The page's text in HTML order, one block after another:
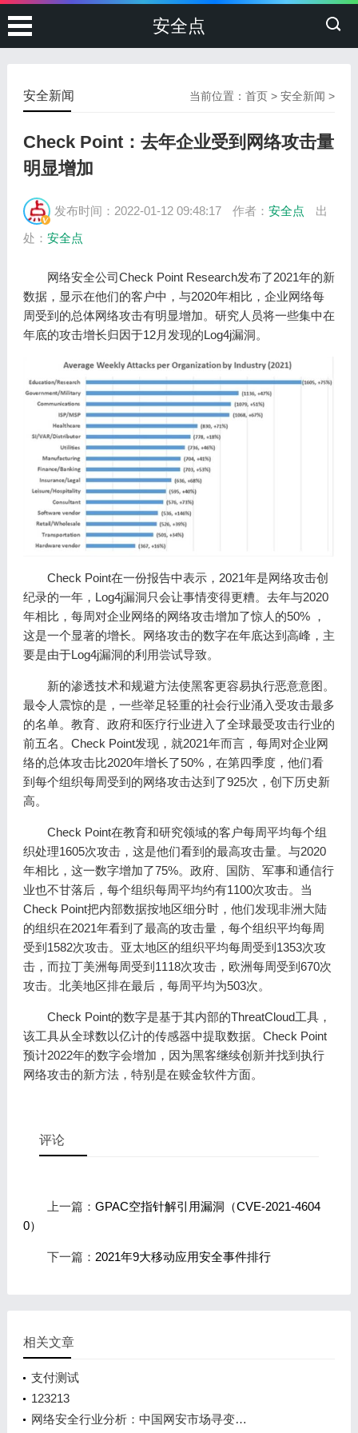
安全点
当前位置：首页 >安全新闻 >
安全新闻
Check Point：去年企业受到网络攻击量
明显增加
发布时间：2022-01-12 09:48:17 作者： 安全点
出
处： 安全点
网络安全公司Check Point Research发布了2021年的新
数据，显示在他们的客户中，与2020年相比，企业网络每
周受到的总体网络攻击有明显增加。研究人员将一些集中在
年底的攻击增长归因于12月发现的Log4j漏洞。
Check Point在一份报告中表示，2021年是网络攻击创
纪录的一年，Log4j漏洞只会让事情变得更糟。去年与2020
年相比，每周对企业网络的网络攻击增加了惊人的50% ，
这是一个显著的增长。网络攻击的数字在年底达到高峰，主
要是由于Log4j漏洞的利用尝试导致。
新的渗透技术和规避方法使黑客更容易执行恶意意图。
最令人震惊的是，一些举足轻重的社会行业涌入受攻击最多
的名单。教育、政府和医疗行业进入了全球最受攻击行业的
前五名。Check Point发现，就2021年而言，每周对企业网
络的总体攻击比2020年增长了50%，在第四季度，他们看
到每个组织每周受到的网络攻击达到了925次，创下历史新
高。
Check Point在教育和研究领域的客户每周平均每个组
织处理1605次攻击，这是他们看到的最高攻击量。与2020
年相比，这一数字增加了75%。政府、国防、军事和通信行
业也不甘落后，每个组织每周平均约有1100次攻击。当
Check Point把内部数据按地区细分时，他们发现非洲大陆
的组织在2021年看到了最高的攻击量，每个组织平均每周
受到1582次攻击。亚太地区的组织平均每周受到1353次攻
击，而拉丁美洲每周受到1118次攻击，欧洲每周受到670次
攻击。北美地区排在最后，每周平均为503次。
Check Point的数字是基于其内部的ThreatCloud工具，
该工具从全球数以亿计的传感器中提取数据。Check Point
预计2022年的数字会增加，因为黑客继续创新并找到执行
网络攻击的新方法，特别是在赎金软件方面。
评论
上一篇： GPAC空指针解引用漏洞（CVE-2021-4604
0）
下一篇： 2021年9大移动应用安全事件排行
相关文章
支付测试
123213
网络安全行业分析：中国网安市场寻变…